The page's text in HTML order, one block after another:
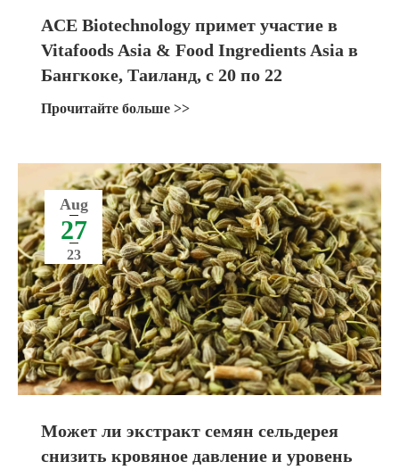
ACE Biotechnology примет участие в
Vitafoods Asia & Food Ingredients Asia в
Бангкоке, Таиланд, с 20 по 22
сентября 2023 года
Прочитайте больше >>
Aug
27
23
Может ли экстракт семян сельдерея
снизить кровяное давление и уровень